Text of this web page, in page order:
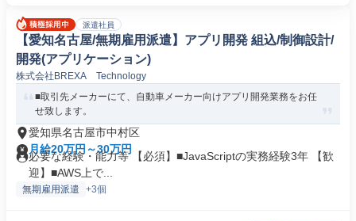
派遣社員
【愛知名古屋/無期雇用派遣】アプリ開発 組込/制御設計/
開発(アプリケーション)
株式会社BREXA Technology
■取引先メーカーにて、自動車メーカー向けアプリ開発業務をお任
せ致します。
愛知県名古屋市中村区
月給20万円～30万円
必要な経験・能力等 【必須】■JavaScriptの実務経験3年 【歓
迎】■AWS上で...
無期雇用派遣 +3個